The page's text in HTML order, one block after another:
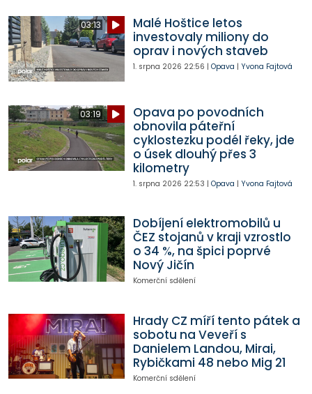
03:13
Malé Hoštice letos
investovaly miliony do
oprav i nových staveb
1. srpna 2026 22:56 | Opava | Yvona Fajtová
03:19
Opava po povodních
obnovila páteřní
cyklostezku podél řeky, jde
o úsek dlouhý přes 3
kilometry
1. srpna 2026 22:53 | Opava | Yvona Fajtová
Dobíjení elektromobilů u
ČEZ stojanů v kraji vzrostlo
o 34 %, na špici poprvé
Nový Jičín
Komerční sdělení
Hrady CZ míří tento pátek a
sobotu na Veveří s
Danielem Landou, Mirai,
Rybičkami 48 nebo Mig 21
Komerční sdělení